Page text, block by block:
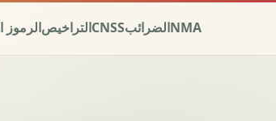
NMAالضرائبCNSSالتراخيصالرموز